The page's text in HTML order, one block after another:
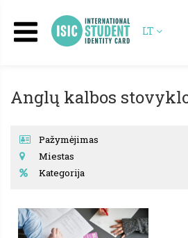
LT
Anglų kalbos